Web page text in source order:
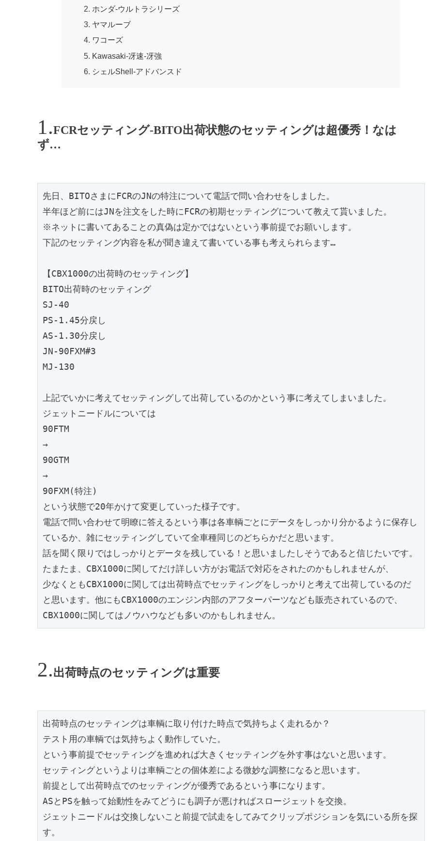
ホンダ-ウルトラシリーズ
ヤマルーブ
ワコーズ
Kawasaki-冴速-冴強
シェルShell-アドバンスド
FCRセッティング-BITO出荷状態のセッティングは超優秀！なは
ず…
先日、BITOさまにFCRのJNの特注について電話で問い合わせをしました。
半年ほど前にはJNを注文をした時にFCRの初期セッティングについて教えて貰いました。
※ネットに書いてあることの真偽は定かではないという事前提でお願いします。
下記のセッティング内容を私が聞き違えて書いている事も考えられらます…
【CBX1000の出荷時のセッティング】
BITO出荷時のセッティング
SJ-40
PS-1.45分戻し
AS-1.30分戻し
JN-90FXM#3
MJ-130
上記でいかに考えてセッティングして出荷しているのかという事に考えてしまいました。
ジェットニードルについては
90FTM
→
90GTM
→
90FXM(特注)
という状態で20年かけて変更していった様子です。
電話で問い合わせて明瞭に答えるという事は各車輌ごとにデータをしっかり分かるように保存し
ているか、雑にセッティングしていて全車種同じのどちらかだと思います。
話を聞く限りではしっかりとデータを残している！と思いましたしそうであると信じたいです。
たまたま、CBX1000に関してだけ詳しい方がお電話で対応をされたのかもしれませんが、
少なくともCBX1000に関しては出荷時点でセッティングをしっかりと考えて出荷しているのだ
と思います。他にもCBX1000のエンジン内部のアフターパーツなども販売されているので、
CBX1000に関してはノウハウなども多いのかもしれません。
出荷時点のセッティングは重要
出荷時点のセッティングは車輌に取り付けた時点で気持ちよく走れるか？
テスト用の車輌では気持ちよく動作していた。
という事前提でセッティングを進めれば大きくセッティングを外す事はないと思います。
セッティングというよりは車輌ごとの個体差による微妙な調整になると思います。
前提として出荷時点でのセッティングが優秀であるという事になります。
ASとPSを触って始動性をみてどうにも調子が悪ければスロージェットを交換。
ジェットニードルは交換しないこと前提で試走をしてみてクリップポジションを気にいる所を探
す。